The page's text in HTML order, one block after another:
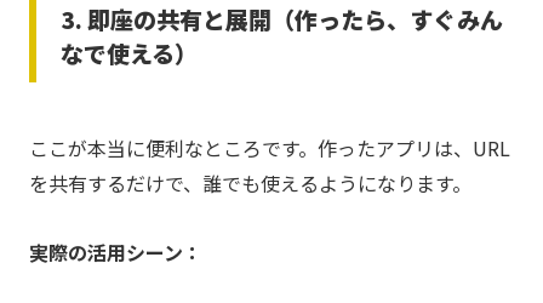
3. 即座の共有と展開（作ったら、すぐみん
なで使える）
ここが本当に便利なところです。作ったアプリは、URL
を共有するだけで、誰でも使えるようになります。
実際の活用シーン：